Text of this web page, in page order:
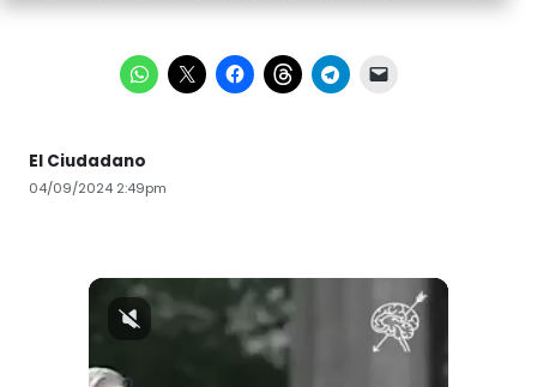
El Ciudadano
04/09/2024 2:49pm